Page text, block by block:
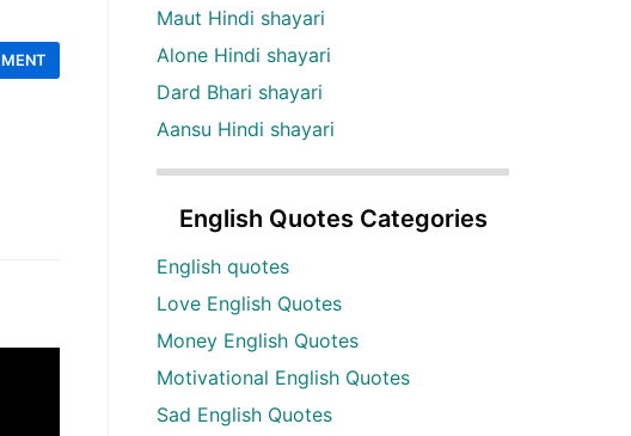
Maut Hindi shayari
Alone Hindi shayari
Dard Bhari shayari
Aansu Hindi shayari
English Quotes Categories
English quotes
Love English Quotes
Money English Quotes
Motivational English Quotes
Sad English Quotes